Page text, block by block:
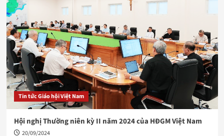
Tin tức Giáo hội Việt Nam
Hội nghị Thường niên kỳ II năm 2024 của HĐGM Việt Nam
20/09/2024